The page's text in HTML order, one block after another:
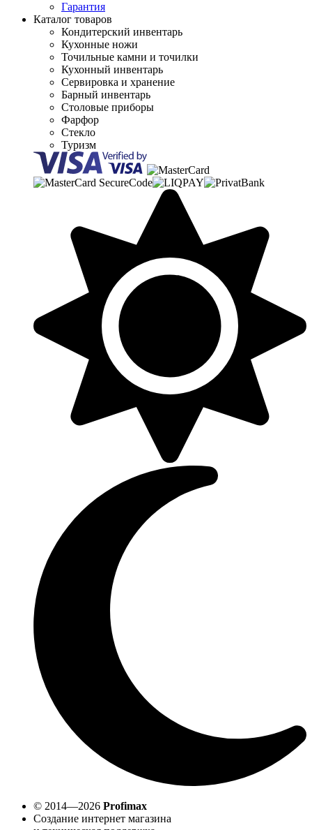
Гарантия
Каталог товаров
Кондитерский инвентарь
Кухонные ножи
Точильные камни и точилки
Кухонный инвентарь
Сервировка и хранение
Барный инвентарь
Столовые приборы
Фарфор
Стекло
Туризм
© 2014—2026 Profimax
Создание интернет магазина